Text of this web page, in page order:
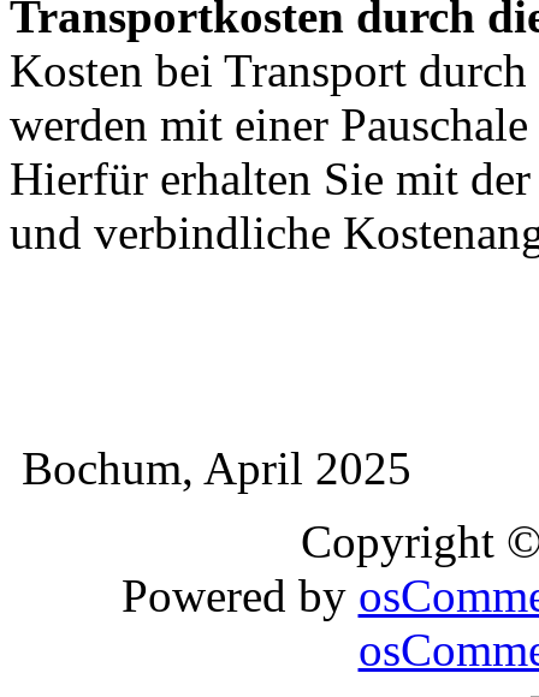
Transportkosten durch
Kosten bei Transport
werden mit einer
Hierfür erhalten Sie mit
und verbindliche
Bochum, April 2025
Copyright
Powered by